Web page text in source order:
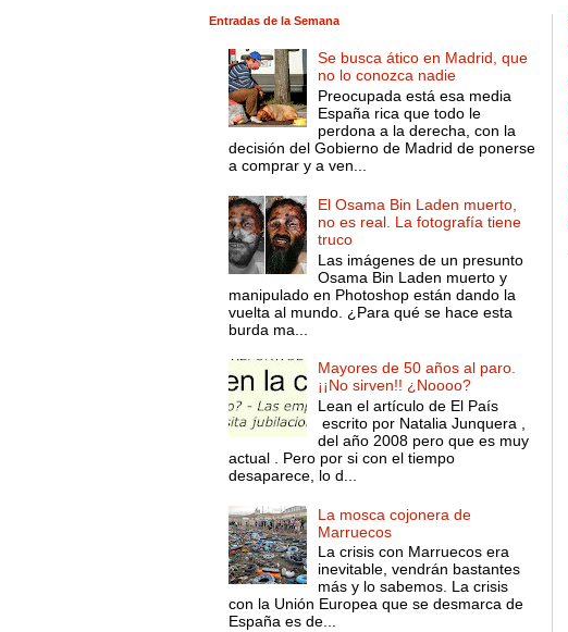
Entradas de la Semana
Se busca ático en Madrid, que
no lo conozca nadie
Preocupada está esa media
España rica que todo le
perdona a la derecha, con la
decisión del Gobierno de Madrid de ponerse
a comprar y a ven...
El Osama Bin Laden muerto,
no es real. La fotografía tiene
truco
Las imágenes de un presunto
Osama Bin Laden muerto y
manipulado en Photoshop están dando la
vuelta al mundo. ¿Para qué se hace esta
burda ma...
Mayores de 50 años al paro.
¡¡No sirven!! ¿Noooo?
Lean el artículo de El País
escrito por Natalia Junquera ,
del año 2008 pero que es muy
actual . Pero por si con el tiempo
desaparece, lo d...
La mosca cojonera de
Marruecos
La crisis con Marruecos era
inevitable, vendrán bastantes
más y lo sabemos. La crisis
con la Unión Europea que se desmarca de
España es de...